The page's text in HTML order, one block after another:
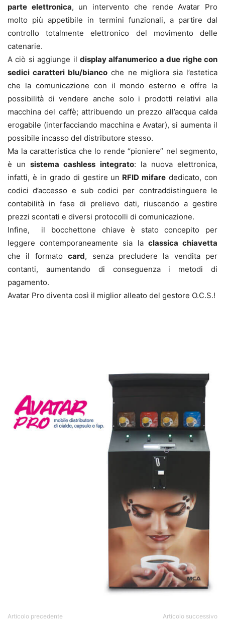
parte elettronica, un intervento che rende Avatar Pro
molto più appetibile in termini funzionali, a partire dal
controllo totalmente elettronico del movimento delle
catenarie.
A ciò si aggiunge il display alfanumerico a due righe con
sedici caratteri blu/bianco che ne migliora sia l’estetica
che la comunicazione con il mondo esterno e offre la
possibilità di vendere anche solo i prodotti relativi alla
macchina del caffè; attribuendo un prezzo all’acqua calda
erogabile (interfacciando macchina e Avatar), si aumenta il
possibile incasso del distributore stesso.
Ma la caratteristica che lo rende “pioniere” nel segmento,
è unsistema cashless integrato: la nuova elettronica,
infatti, è in grado di gestire un RFID mifare dedicato, con
codici d’accesso e sub codici per contraddistinguere le
contabilità in fase di prelievo dati, riuscendo a gestire
prezzi scontati e diversi protocolli di comunicazione.
Infine, il bocchettone chiave è stato concepito per
leggere contemporaneamente sia la classica chiavetta
che il formatocard, senza precludere la vendita per
contanti, aumentando di conseguenza i metodi di
pagamento.
Avatar Pro diventa così il miglior alleato del gestore O.C.S.!
Articolo precedente Articolo successivo